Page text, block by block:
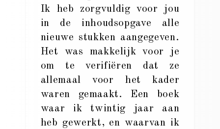
Ik heb zorgvuldig voor jou
in de inhoudsopgave alle
nieuwe stukken aangegeven.
Het was makkelijk voor je
om te verifiëren dat ze
allemaal voor het kader
waren gemaakt. Een boek
waar ik twintig jaar aan
heb gewerkt, en waarvan ik